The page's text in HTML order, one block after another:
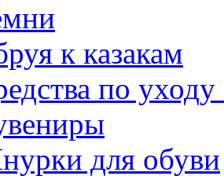
к казакам
по
для обуви